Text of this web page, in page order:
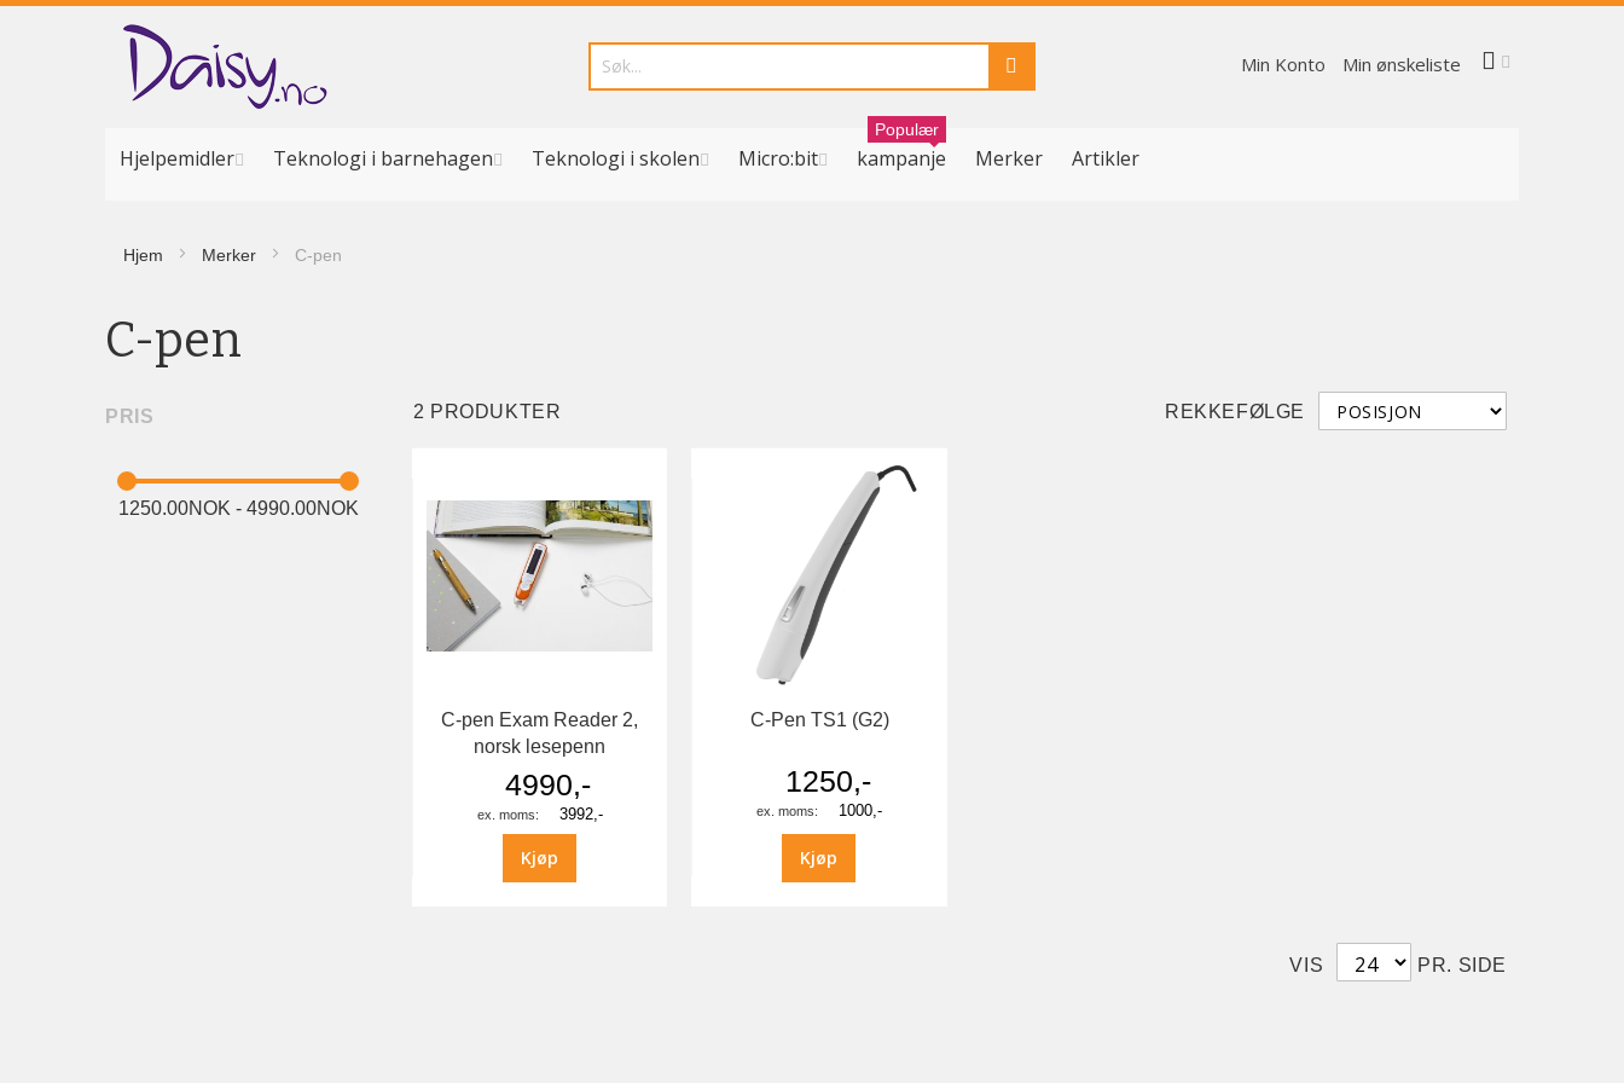
Hopp
Min Konto Min ønskeliste
Hjelpemidler Teknologi i barnehagen Teknologi i skolen Micro:bit kampanje
Populær
Merker Artikler
Hjem Merker C-pen
C-pen
2 PRODUKTER REKKEFØLGE
C-pen Exam Reader 2,
norsk lesepenn
4990,-
3992,-
Kjøp
C-Pen TS1 (G2)
1250,-
1000,-
Kjøp
VIS PR. SIDE
PRIS
1250.00NOK - 4990.00NOK